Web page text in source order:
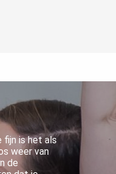
fijn is het als
weer van
de